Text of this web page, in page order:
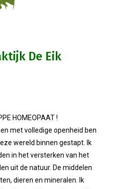
Nodigt Ons Uit!
OVZ
De Voorzitter
De Eik
HOMEOPAAT !
met volledige openheid ben
wereld binnen gestapt. Ik
in het versterken van het
uit de natuur. De middelen
dieren en mineralen. Ik